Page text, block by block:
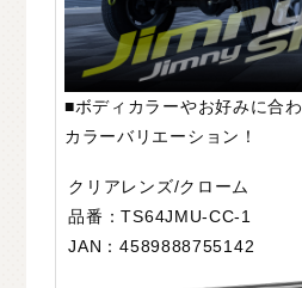
■ボディカラーやお好みに合
カラーバリエーション！
クリアレンズ/クローム
品番：TS64JMU-CC-1
JAN：4589888755142